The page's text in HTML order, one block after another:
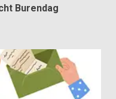
Burendag